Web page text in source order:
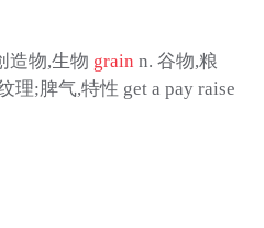
造物,生物 grain n. 谷物,粮
理;脾气,特性 get a pay raise